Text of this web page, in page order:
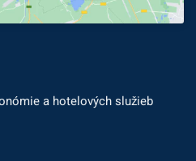
a hotelových služieb